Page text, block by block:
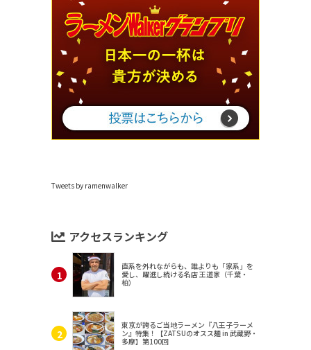
Tweets by ramenwalker
アクセスランキング
直系を外れながらも、誰よりも「家系」を
愛し、躍進し続ける名店 王道家（千葉・
柏）
東京が誇るご当地ラーメン『八王子ラーメ
ン』特集！【ZATSUのオスス麺 in 武蔵野・
多摩】第100回